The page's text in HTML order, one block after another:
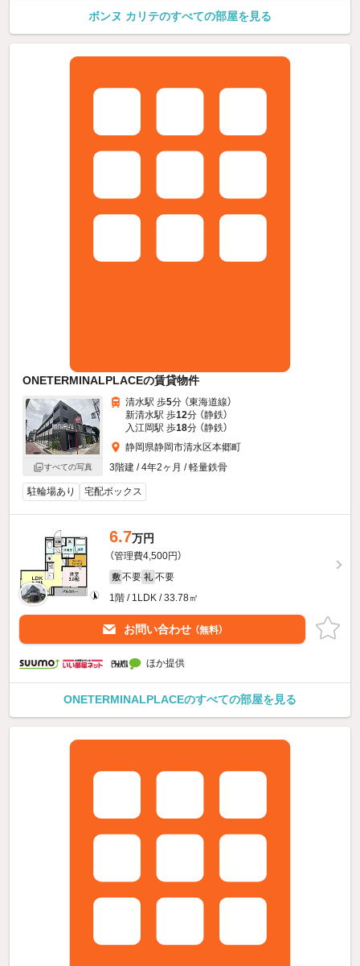
ボンヌ カリテのすべての部屋を見る
ONETERMINALPLACEの賃貸物件
すべての写真
清水駅 歩5分 （東海道線）
新清水駅 歩12分 （静鉄）
入江岡駅 歩18分 （静鉄）
静岡県静岡市清水区本郷町
3階建 / 4年2ヶ月 / 軽量鉄骨
駐輪場あり 宅配ボックス
6.7万円
（管理費4,500円）
敷 不要 礼 不要
1階 / 1LDK / 33.78㎡
お問い合わせ （無料）
ほか提供
ONETERMINALPLACEのすべての部屋を見る